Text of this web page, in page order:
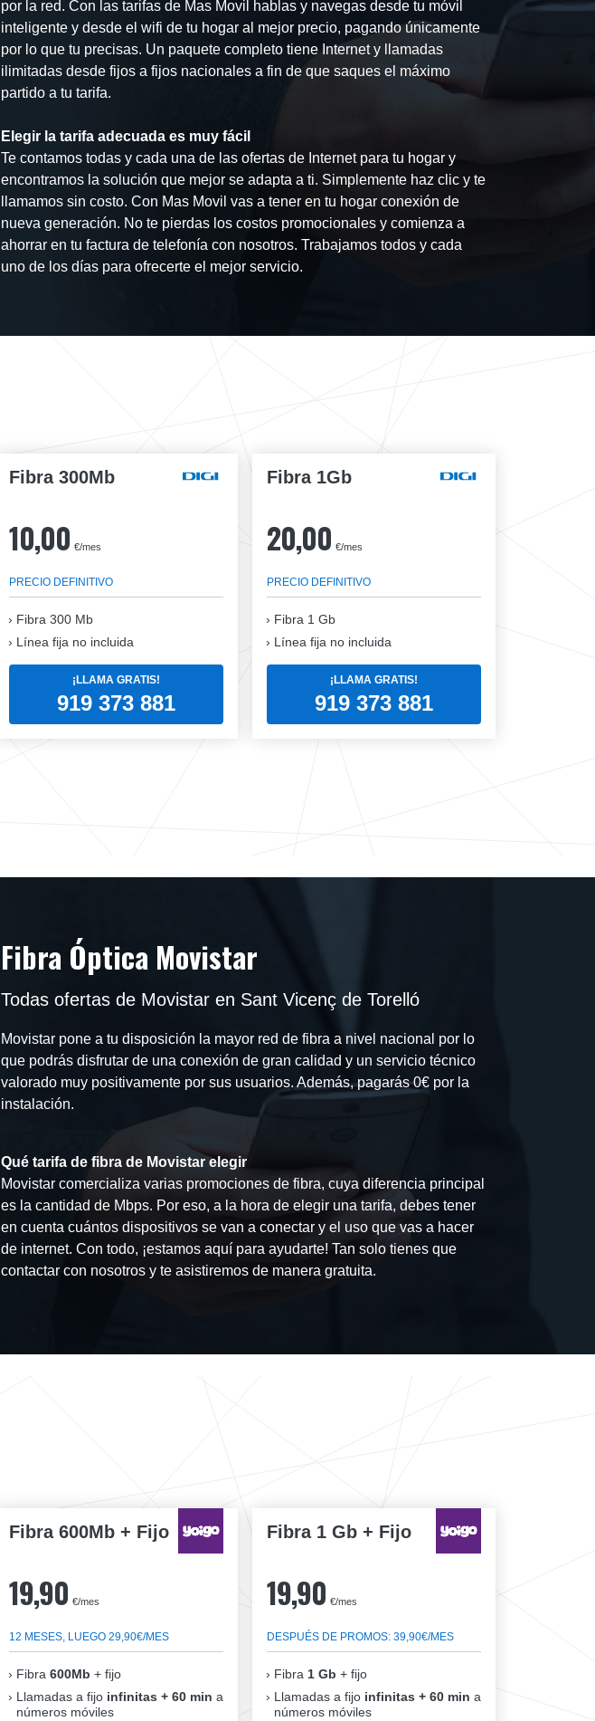
por la red. Con las tarifas de Mas Movil hablas y navegas desde tu móvil
inteligente y desde el wifi de tu hogar al mejor precio, pagando únicamente
por lo que tu precisas. Un paquete completo tiene Internet y llamadas
ilimitadas desde fijos a fijos nacionales a fin de que saques el máximo
partido a tu tarifa.
Elegir la tarifa adecuada es muy fácil
Te contamos todas y cada una de las ofertas de Internet para tu hogar y
encontramos la solución que mejor se adapta a ti. Simplemente haz clic y te
llamamos sin costo. Con Mas Movil vas a tener en tu hogar conexión de
nueva generación. No te pierdas los costos promocionales y comienza a
ahorrar en tu factura de telefonía con nosotros. Trabajamos todos y cada
uno de los días para ofrecerte el mejor servicio.
Fibra 300Mb
10,00 €/mes
PRECIO DEFINITIVO
Fibra 300 Mb
Línea fija no incluida
¡LLAMA GRATIS!
919 373 881
Fibra 1Gb
20,00 €/mes
PRECIO DEFINITIVO
Fibra 1 Gb
Línea fija no incluida
¡LLAMA GRATIS!
919 373 881
Fibra Óptica Movistar
Todas ofertas de Movistar en Sant Vicenç de Torelló
Movistar pone a tu disposición la mayor red de fibra a nivel nacional por lo
que podrás disfrutar de una conexión de gran calidad y un servicio técnico
valorado muy positivamente por sus usuarios. Además, pagarás 0€ por la
instalación.
Qué tarifa de fibra de Movistar elegir
Movistar comercializa varias promociones de fibra, cuya diferencia principal
es la cantidad de Mbps. Por eso, a la hora de elegir una tarifa, debes tener
en cuenta cuántos dispositivos se van a conectar y el uso que vas a hacer
de internet. Con todo, ¡estamos aquí para ayudarte! Tan solo tienes que
contactar con nosotros y te asistiremos de manera gratuita.
Fibra 600Mb + Fijo
19,90 €/mes
12 MESES, LUEGO 29,90€/MES
Fibra 600Mb + fijo
Llamadas a fijo infinitas + 60 min a
números móviles
Fibra 1 Gb + Fijo
19,90 €/mes
DESPUÉS DE PROMOS: 39,90€/MES
Fibra 1 Gb + fijo
Llamadas a fijo infinitas + 60 min a
números móviles